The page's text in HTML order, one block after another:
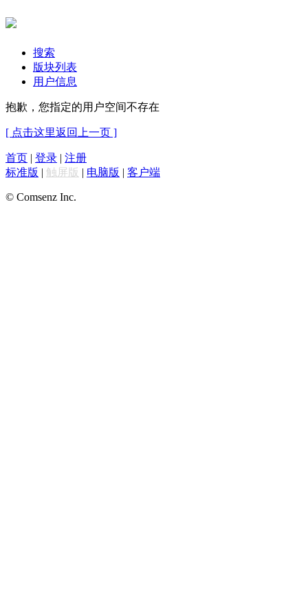
搜索
版块列表
用户信息
抱歉，您指定的用户空间不存在
[ 点击这里返回上一页 ]
首页 | 登录 | 注册
标准版 | 触屏版 | 电脑版 | 客户端
© Comsenz Inc.